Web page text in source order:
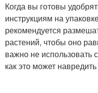
Когда вы готовы
инструкциям на
рекомендуется
растений, чтобы оно
важно не использовать
как это может